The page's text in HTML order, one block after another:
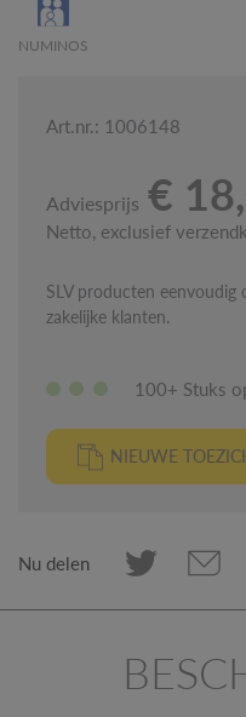
NUMINOS
Art.nr.: 1006148
Adviesprijs €
Netto, exclusief
SLV producten eenvoudig
zakelijke klanten.
100+ Stuks
NIEUWE
Nu delen